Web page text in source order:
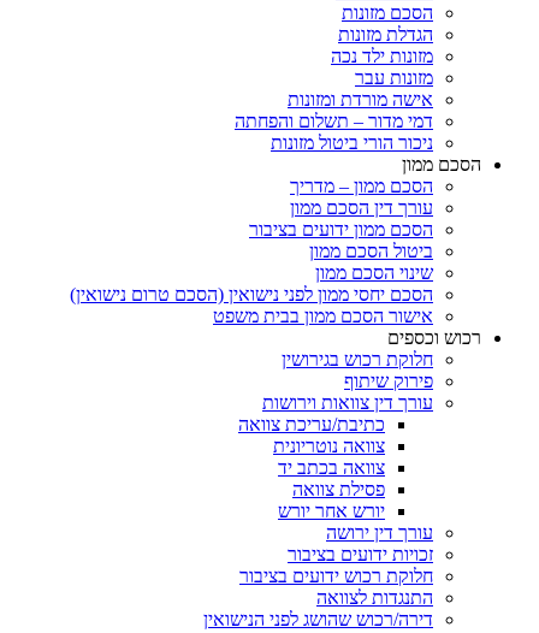
הסכם מזונות
הגדלת מזונות
מזונות ילד נכה
מזונות עבר
אישה מורדת ומזונות
דמי מדור – תשלום והפחתה
ניכור הורי ביטול מזונות
ממון
הסכם ממון – מדריך
עורך דין הסכם ממון
הסכם ממון ידועים בציבור
ביטול הסכם ממון
שינוי הסכם ממון
הסכם יחסי ממון לפני נישואין (הסכם טרום נישואין)
אישור הסכם ממון בבית משפט
וכספים
חלוקת רכוש בגירושין
פירוק שיתוף
עורך דין צוואות וירושות
כתיבת/עריכת צוואה
צוואה נוטריונית
צוואה בכתב יד
פסילת צוואה
יורש אחר יורש
עורך דין ירושה
זכויות ידועים בציבור
חלוקת רכוש ידועים בציבור
התנגדות לצוואה
דירה/רכוש שהושג לפני הנישואין